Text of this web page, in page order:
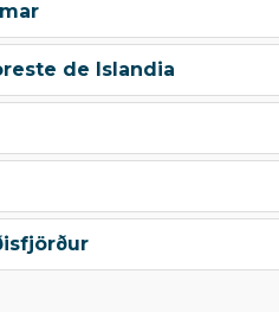
de Islandia